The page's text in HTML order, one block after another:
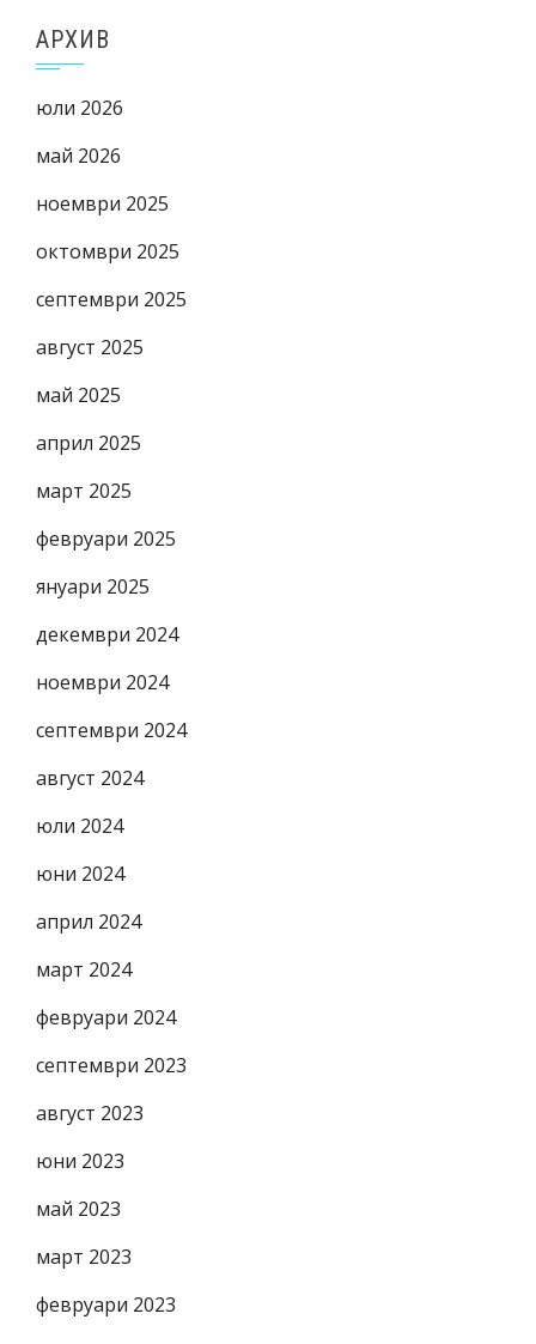
АРХИВ
юли 2026
май 2026
ноември 2025
октомври 2025
септември 2025
август 2025
май 2025
април 2025
март 2025
февруари 2025
януари 2025
декември 2024
ноември 2024
септември 2024
август 2024
юли 2024
юни 2024
април 2024
март 2024
февруари 2024
септември 2023
август 2023
юни 2023
май 2023
март 2023
февруари 2023